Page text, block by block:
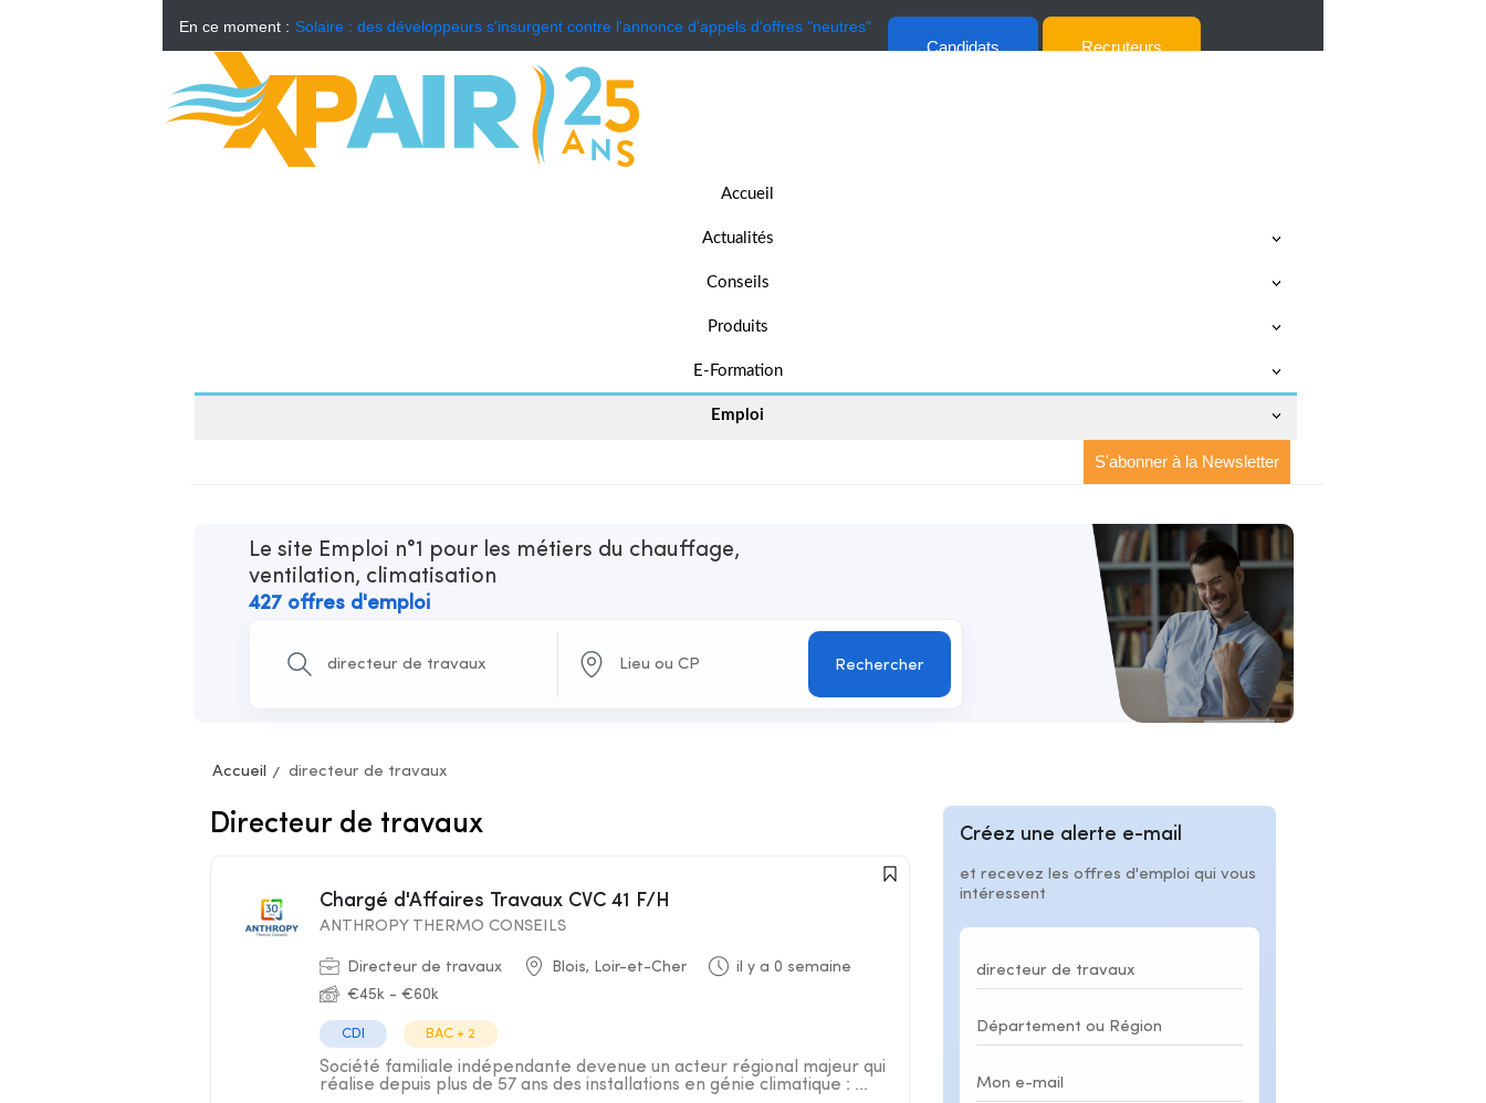
En ce moment : Solaire : des développeurs s'insurgent contre l'annonce d'appels d'offres "neutres"
Candidats Recruteurs
Accueil
Actualités
Conseils
Produits
E-Formation
Emploi
S'abonner à la Newsletter
Le site Emploi n°1 pour les métiers du chauffage,
ventilation, climatisation
427 offres d'emploi
Rechercher
Accueil directeur de travaux
Directeur de travaux
Chargé d'Affaires Travaux CVC 41 F/H
ANTHROPY THERMO CONSEILS
Directeur de travaux Blois, Loir-et-Cher
il y a 0 semaine
€45k - €60k
CDI BAC + 2
Société familiale indépendante devenue un acteur régional majeur qui
réalise depuis plus de 57 ans des installations en génie climatique : ...
Créez une alerte e-mail
et recevez les offres d'emploi qui vous
intéressent